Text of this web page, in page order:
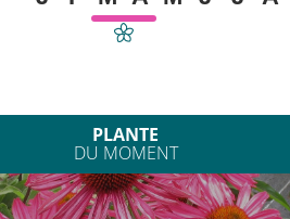
PLANTE
DU MOMENT